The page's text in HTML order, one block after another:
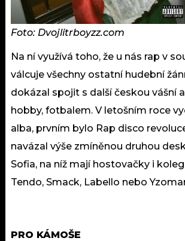
Foto: Dvojlitrboyzz.com
Na ní využívá toho, že u nás rap v
válcuje všechny ostatní hudební
dokázal spojit s další českou vášní
hobby, fotbalem. V letošním roce
alba, prvním bylo Rap disco
navázal výše zmíněnou druhou
Sofia, na níž mají hostovačky i
Tendo, Smack, Labello nebo
PRO KÁMOŠE